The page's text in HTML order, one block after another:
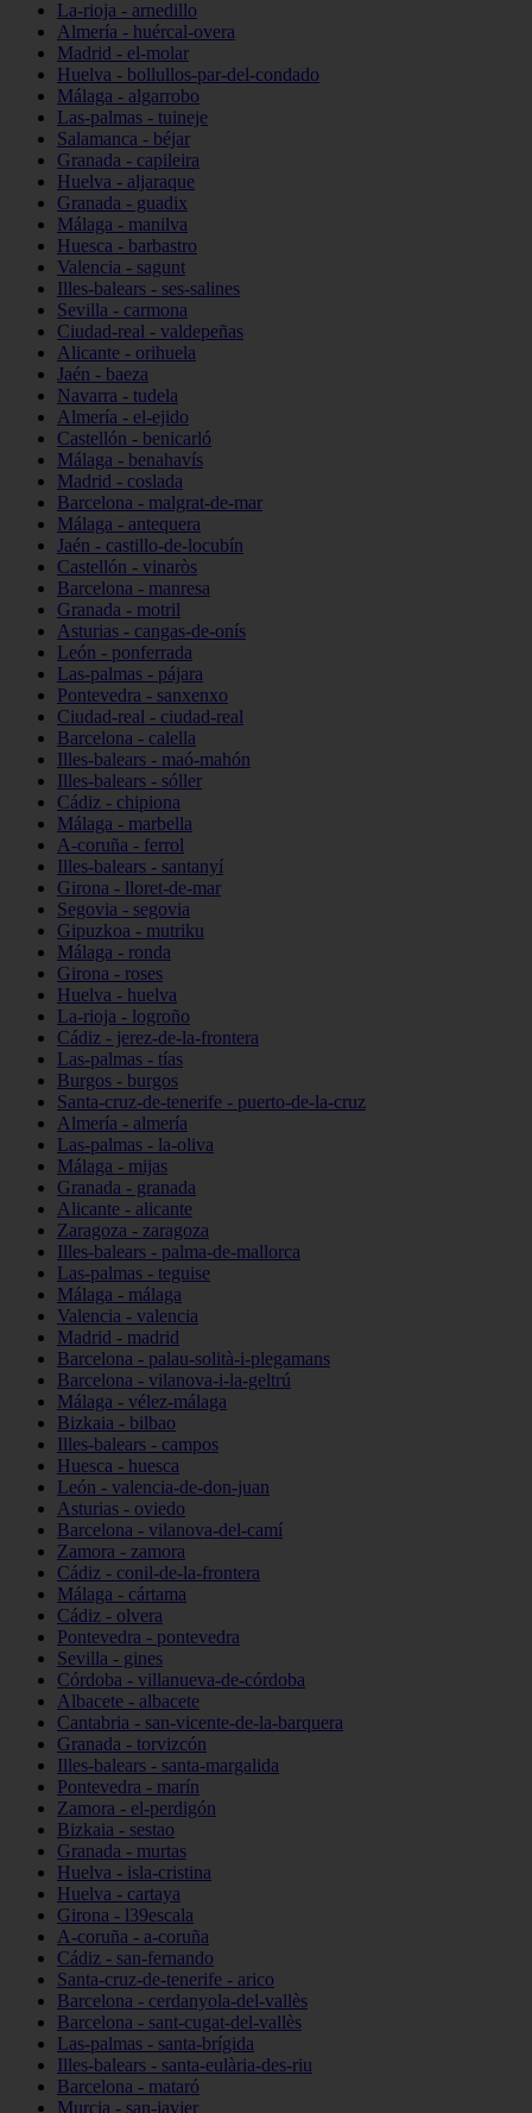
La-rioja - arnedillo
Almería - huércal-overa
Madrid - el-molar
Huelva - bollullos-par-del-condado
Málaga - algarrobo
Las-palmas - tuineje
Salamanca - béjar
Granada - capileira
Huelva - aljaraque
Granada - guadix
Málaga - manilva
Huesca - barbastro
Valencia - sagunt
Illes-balears - ses-salines
Sevilla - carmona
Ciudad-real - valdepeñas
Alicante - orihuela
Jaén - baeza
Navarra - tudela
Almería - el-ejido
Castellón - benicarló
Málaga - benahavís
Madrid - coslada
Barcelona - malgrat-de-mar
Málaga - antequera
Jaén - castillo-de-locubín
Castellón - vinaròs
Barcelona - manresa
Granada - motril
Asturias - cangas-de-onís
León - ponferrada
Las-palmas - pájara
Pontevedra - sanxenxo
Ciudad-real - ciudad-real
Barcelona - calella
Illes-balears - maó-mahón
Illes-balears - sóller
Cádiz - chipiona
Málaga - marbella
A-coruña - ferrol
Illes-balears - santanyí
Girona - lloret-de-mar
Segovia - segovia
Gipuzkoa - mutriku
Málaga - ronda
Girona - roses
Huelva - huelva
La-rioja - logroño
Cádiz - jerez-de-la-frontera
Las-palmas - tías
Burgos - burgos
Santa-cruz-de-tenerife - puerto-de-la-cruz
Almería - almería
Las-palmas - la-oliva
Málaga - mijas
Granada - granada
Alicante - alicante
Zaragoza - zaragoza
Illes-balears - palma-de-mallorca
Las-palmas - teguise
Málaga - málaga
Valencia - valencia
Madrid - madrid
Barcelona - palau-solità-i-plegamans
Barcelona - vilanova-i-la-geltrú
Málaga - vélez-málaga
Bizkaia - bilbao
Illes-balears - campos
Huesca - huesca
León - valencia-de-don-juan
Asturias - oviedo
Barcelona - vilanova-del-camí
Zamora - zamora
Cádiz - conil-de-la-frontera
Málaga - cártama
Cádiz - olvera
Pontevedra - pontevedra
Sevilla - gines
Córdoba - villanueva-de-córdoba
Albacete - albacete
Cantabria - san-vicente-de-la-barquera
Granada - torvizcón
Illes-balears - santa-margalida
Pontevedra - marín
Zamora - el-perdigón
Bizkaia - sestao
Granada - murtas
Huelva - isla-cristina
Huelva - cartaya
Girona - l39escala
A-coruña - a-coruña
Cádiz - san-fernando
Santa-cruz-de-tenerife - arico
Barcelona - cerdanyola-del-vallès
Barcelona - sant-cugat-del-vallès
Las-palmas - santa-brígida
Illes-balears - santa-eulària-des-riu
Barcelona - mataró
Murcia - san-javier